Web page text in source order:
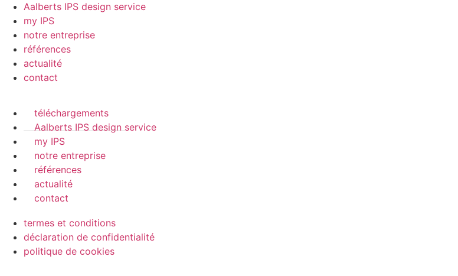
Aalberts IPS design service
my IPS
notre entreprise
références
actualité
contact
téléchargements
Aalberts IPS design service
my IPS
notre entreprise
références
actualité
contact
termes et conditions
déclaration de confidentialité
politique de cookies